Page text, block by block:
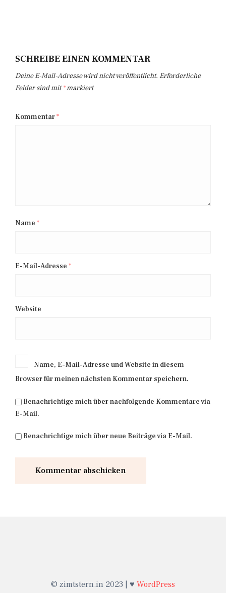
SCHREIBE EINEN KOMMENTAR
Deine E-Mail-Adresse wird nicht veröffentlicht. Erforderliche
Felder sind mit*markiert
Kommentar*
Name *
E-Mail-Adresse *
Website
Name, E-Mail-Adresse und Website in diesem
Browser für meinen nächsten Kommentar speichern.
Benachrichtige mich über nachfolgende Kommentare via
E-Mail.
Benachrichtige mich über neue Beiträge via E-Mail.
© zimtstern.in 2023 | ♥ WordPress